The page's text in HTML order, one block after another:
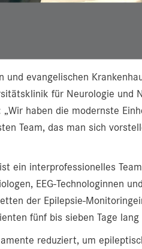
evangelischen
für Neurologie und
haben die modernste
Team, das man sich
ein interprofessionelles
EEG-Technologinnen
der Epilepsie-
fünf bis sieben Tage
reduziert, um